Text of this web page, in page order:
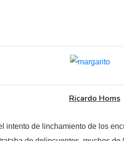
Ricardo Homs
de linchamiento de los